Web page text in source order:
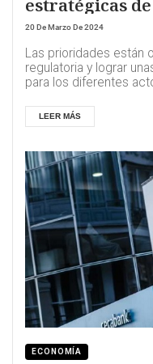
estratégicas
20 De Marzo De 2024
Las prioridades están
regulatoria y lograr
para los diferentes
LEER MÁS
ECONOMÍA